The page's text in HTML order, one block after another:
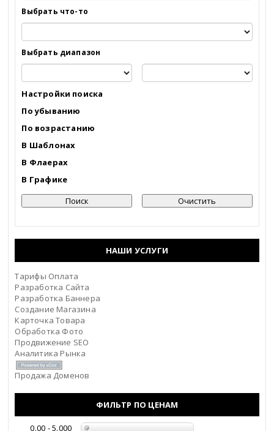
Алтайский край
Амурская область
Архангельская область
Астраханская область
Брянская область
Бурятия
Владимирская область
Волгоградская область
Вологодская область
Воронежская область
Еврейская АО
Забайкальский край
Выбрать что-то
Выбрать диапазон
Настройки поиска
По убыванию
По возрастанию
В Шаблонах
В Флаерах
В Графике
НАШИ УСЛУГИ
Тарифы Оплата
Разработка Сайта
Разработка Баннера
Создание Магазина
Карточка Товара
Обработка Фото
Продвижение SEO
Аналитика Рынка
Продажа Доменов
ФИЛЬТР ПО ЦЕНАМ
0.00 - 5.000